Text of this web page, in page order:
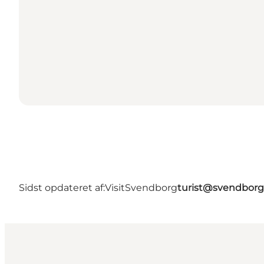
Sidst opdateret af:VisitSvendborg